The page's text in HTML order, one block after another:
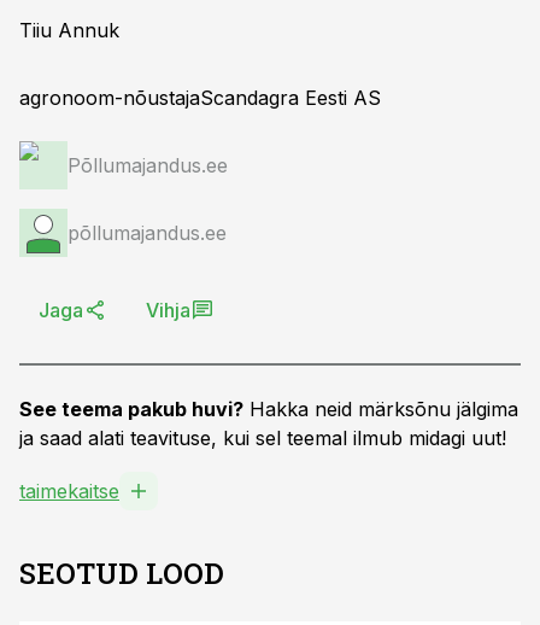
Tiiu Annuk
agronoom-nõustajaScandagra Eesti AS
Põllumajandus.ee
põllumajandus.ee
Jaga Vihja
See teema pakub huvi? Hakka neid märksõnu jälgima
ja saad alati teavituse, kui sel teemal ilmub midagi uut!
taimekaitse
SEOTUD LOOD